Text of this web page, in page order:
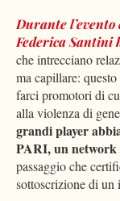
Durante l’evento
Federica Santini
che intrecciano
ma capillare:
farci promotori di
alla violenza di
grandi player
PARI, un network
passaggio che
sottoscrizione di un